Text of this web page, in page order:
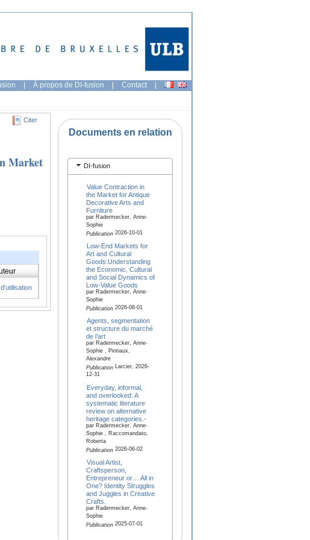
| À propos de DI-fusion | Contact |
Citer
Market
Documents en relation
DI-fusion
Value Contraction in
the Market for Antique
Decorative Arts and
Furniture
par Radermecker, Anne-
Sophie
Publication2026-10-01
Low-End Markets for
Art and Cultural
Goods:Understanding
the Economic, Cultural
and Social Dynamics of
Low-Value Goods
par Radermecker, Anne-
Sophie
Publication2026-08-01
Agents, segmentation
et structure du marché
de l’art
par Radermecker, Anne-
Sophie , Pintiaux,
Alexandre
PublicationLarcier, 2026-
12-31
Everyday, informal,
and overlooked: A
systematic literature
review on alternative
heritage categories.-
par Radermecker, Anne-
Sophie , Raccomandato,
Roberta
Publication2026-06-02
Visual Artist,
Craftsperson,
Entrepreneur or… All in
One? Identity Struggles
and Juggles in Creative
Crafts.
par Radermecker, Anne-
Sophie
Publication2025-07-01